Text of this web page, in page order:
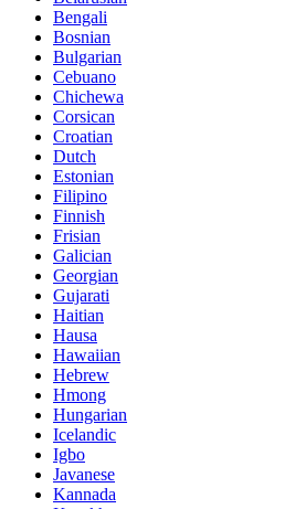
Bengali
Bosnian
Bulgarian
Cebuano
Chichewa
Corsican
Croatian
Dutch
Estonian
Filipino
Finnish
Frisian
Galician
Georgian
Gujarati
Haitian
Hausa
Hawaiian
Hebrew
Hmong
Hungarian
Icelandic
Igbo
Javanese
Kannada